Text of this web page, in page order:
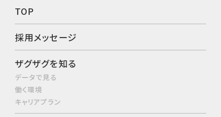
TOP
採用メッセージ
ザグザグを知る
データで⾒る
働く環境
キャリアプラン